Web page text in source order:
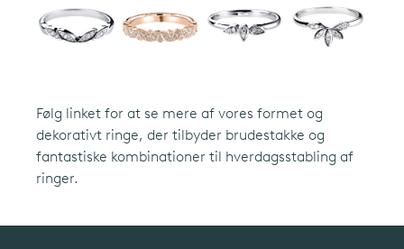
Følg linket for at se mere af vores formet og
dekorativt ringe, der tilbyder brudestakke og
fantastiske kombinationer til hverdagsstabling af
ringer.